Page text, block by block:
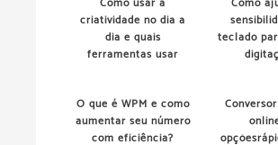
criatividade no dia a
dia e quais
ferramentas usar
teclado
O que é WPM e como
aumentar seu número
com eficiência?